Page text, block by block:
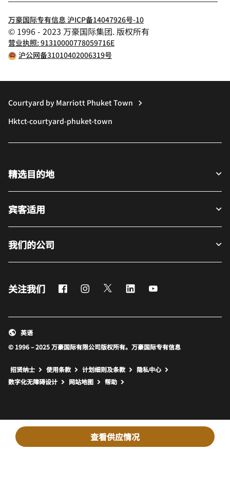
查看供应情况
万豪国际专有信息 沪ICP备14047926号-10
© 1996 - 2023 万豪国际集团. 版权所有
营业执照: 91310000778059716E
沪公网备31010402006319号
Courtyard by Marriott Phuket Town
Hktct-courtyard-phuket-town
精选目的地
宾客适用
我们的公司
关注我们 FacebookInstagram
Twitter LinkedIn
© 1996 – 2025 万豪国际有限公司版权所有。万豪国际专有信息
英语
招贤纳士 使用条款 计划细则及条款
隐私中心
数字化无障碍设计
网站地图 打开新窗口
帮助